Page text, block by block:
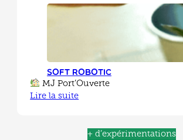
Soft Robotic
MJ Port’Ouverte
Lire la suite
+ d’expérimentations